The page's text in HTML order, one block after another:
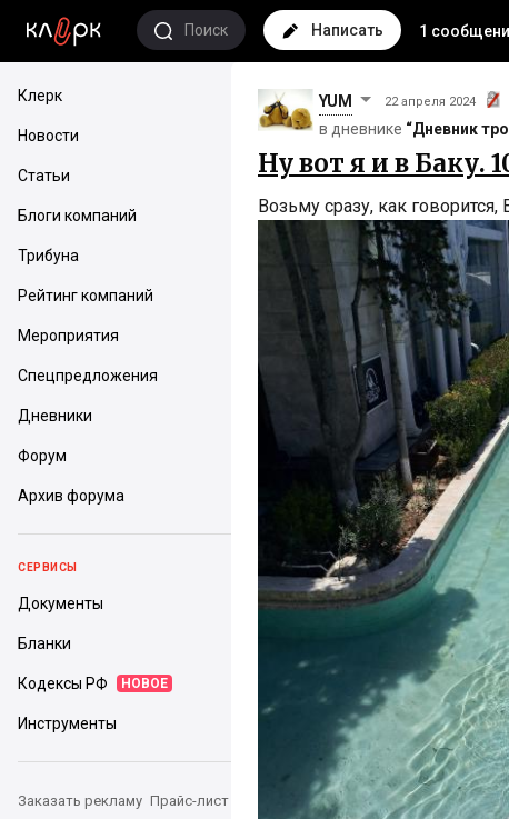
Поиск Написать 1
Клерк
Новости
Статьи
Блоги компаний
Трибуна
Рейтинг компаний
Мероприятия
Спецпредложения
Дневники
Форум
Архив форума
СЕРВИСЫ
Документы
Бланки
Кодексы РФ НОВОЕ
Инструменты
Заказать рекламу Прайс-лист
YUM 22 апреля 2024
в дневнике “Дневник
Ну вот я и в Баку.
Возьму сразу, как